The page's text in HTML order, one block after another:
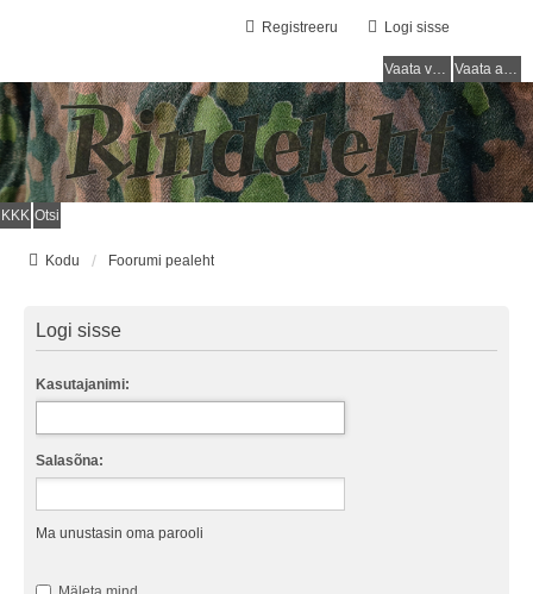
Logi sisse
Registreeru
Vaata vastamata teemasi Vaata aktiivseid teemasid
KKK Otsi
Kodu Foorumi pealeht
Logi sisse
Kasutajanimi:
Salasõna:
Ma unustasin oma parooli